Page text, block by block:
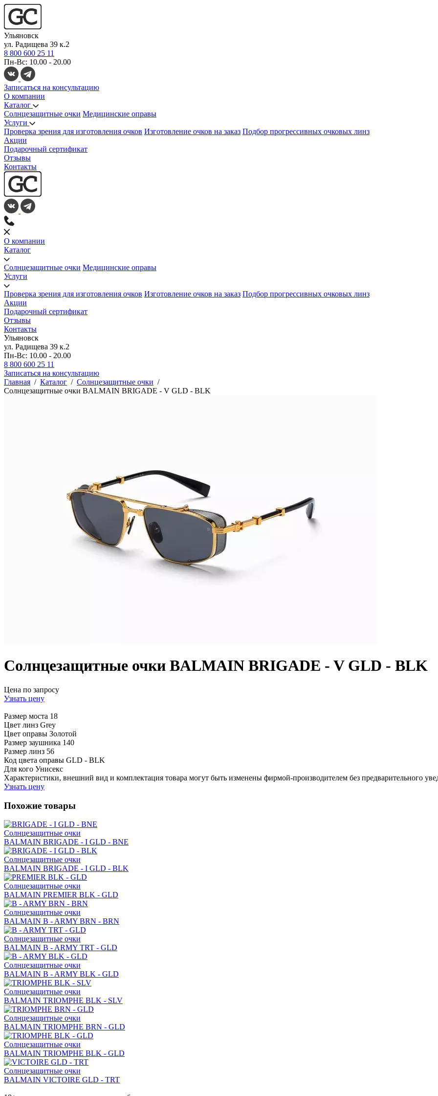
Ульяновск
ул. Радищева 39 к.2
8 800 600 25 11
Пн-Вс: 10.00 - 20.00
Записаться на консультацию
О компании
Каталог
Солнцезащитные очки Медицинские оправы
Услуги
Проверка зрения для изготовления очков Изготовление очков на заказ Подбор прогрессивных очковых линз
Акции
Подарочный сертификат
Отзывы
Контакты
О компании
Каталог
Солнцезащитные очки Медицинские оправы
Услуги
Проверка зрения для изготовления очков Изготовление очков на заказ Подбор прогрессивных очковых линз
Акции
Подарочный сертификат
Отзывы
Контакты
Ульяновск
ул. Радищева 39 к.2
Пн-Вс: 10.00 - 20.00
8 800 600 25 11
Записаться на консультацию
Главная / Каталог / Солнцезащитные очки /
Солнцезащитные очки BALMAIN BRIGADE - V GLD - BLK
Солнцезащитные очки BALMAIN BRIGADE - V GLD - BLK
Цена по запросу
Узнать цену
Размер моста 18
Цвет линз Grey
Цвет оправы Золотой
Размер заушника 140
Размер линз 56
Код цвета оправы GLD - BLK
Для кого Унисекс
Характеристики, внешний вид и комплектация товара могут быть изменены фирмой-производителем без предварительного
Узнать цену
Похожие товары
Солнцезащитные очки
BALMAIN BRIGADE - I GLD - BNE
Солнцезащитные очки
BALMAIN BRIGADE - I GLD - BLK
Солнцезащитные очки
BALMAIN PREMIER BLK - GLD
Солнцезащитные очки
BALMAIN B - ARMY BRN - BRN
Солнцезащитные очки
BALMAIN B - ARMY TRT - GLD
Солнцезащитные очки
BALMAIN B - ARMY BLK - GLD
Солнцезащитные очки
BALMAIN TRIOMPHE BLK - SLV
Солнцезащитные очки
BALMAIN TRIOMPHE BRN - GLD
Солнцезащитные очки
BALMAIN TRIOMPHE BLK - GLD
Солнцезащитные очки
BALMAIN VICTOIRE GLD - TRT